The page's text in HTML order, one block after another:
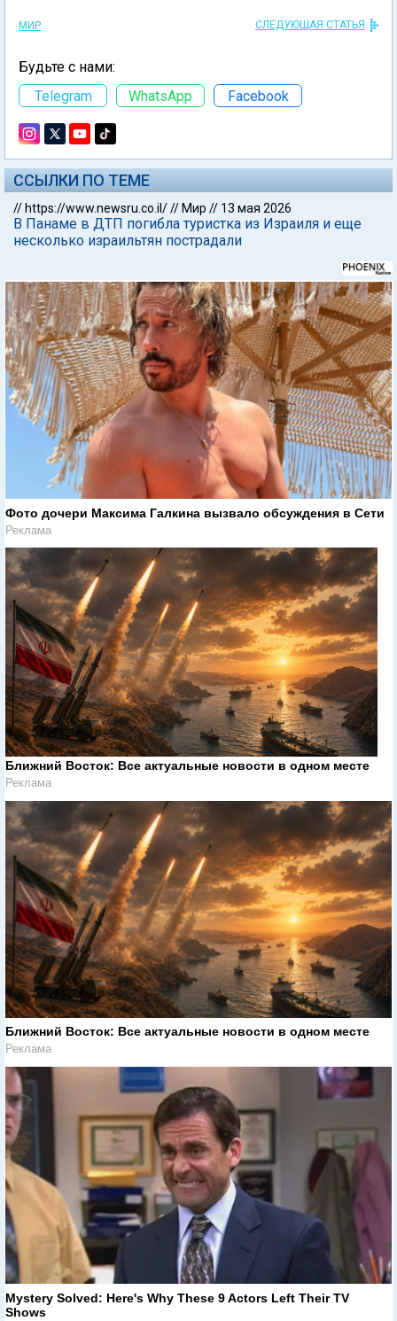
МИР СЛЕДУЮЩАЯ СТАТЬЯ
Будьте с нами:
Telegram
WhatsApp Facebook
ССЫЛКИ ПО ТЕМЕ
// https://www.newsru.co.il/// Мир // 13 мая 2026
В Панаме в ДТП погибла туристка из Израиля и еще
несколько израильтян пострадали
Фото дочери Максима Галкина вызвало обсуждения в Сети
Реклама
Ближний Восток: Все актуальные новости в одном месте
Реклама
Ближний Восток: Все актуальные новости в одном месте
Реклама
Mystery Solved: Here's Why These 9 Actors Left Their TV
Shows